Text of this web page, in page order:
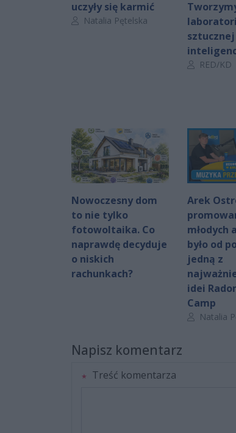
uczyły się karmić
Autor artykułu:
Natalia Pętelska
sztucznej
AutorRED/KD
Nowoczesny dom
to nie tylko
fotowoltaika. Co
naprawdę decyduje
o niskich
rachunkach?
Arek
młodych
było od
jedną z
idei
Camp
AutorNatalia
Napisz komentarz
Treść komentarza